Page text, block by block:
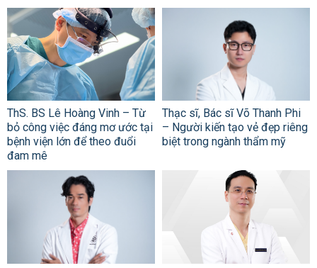
ThS. BS Lê Hoàng Vinh – Từ
bỏ công việc đáng mơ ước tại
bệnh viện lớn để theo đuổi
đam mê
Thạc sĩ, Bác sĩ Võ Thanh Phi
– Người kiến tạo vẻ đẹp riêng
biệt trong ngành thẩm mỹ